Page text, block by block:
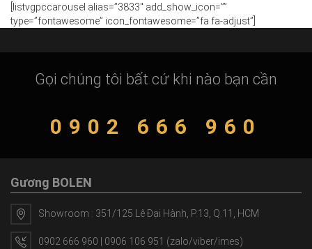
[listvgpccarousel alias=”3833″ add_show_icon=””
type=”fontawesome” icon_fontawesome=”fa fa-adjust”]
Gọi chúng tôi bất cứ khi nào bạn cần
0902 666 960
Gương BOLEN
Showroom : 351/125 Lê Đại Hành, P.13, Q.11, HCM
0902 666 960 | 0906 106 951 (zalo/viber/imes)